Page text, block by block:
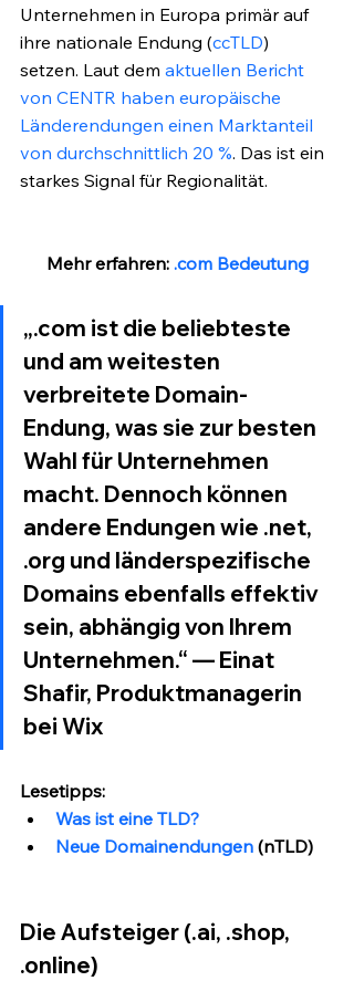
Unternehmen in Europa primär auf
ihre nationale Endung (ccTLD)
setzen. Laut dem aktuellen Bericht
von CENTR haben europäische
Länderendungen einen Marktanteil
von durchschnittlich 20 %. Das ist ein
starkes Signal für Regionalität.
Mehr erfahren: .com Bedeutung
„.com ist die beliebteste
und am weitesten
verbreitete Domain-
Endung, was sie zur besten
Wahl für Unternehmen
macht. Dennoch können
andere Endungen wie .net,
.org und länderspezifische
Domains ebenfalls effektiv
sein, abhängig von Ihrem
Unternehmen.“ — Einat
Shafir, Produktmanagerin
bei Wix
Lesetipps:
Was ist eine TLD?
Neue Domainendungen (nTLD)
Die Aufsteiger (.ai, .shop,
.online)